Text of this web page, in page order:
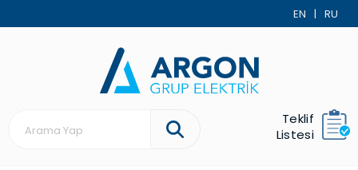
EN | RU
Teklif
Listesi